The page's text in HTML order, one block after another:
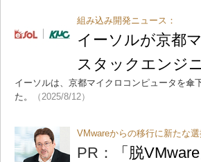
組み込み開発ニュース：
イーソルが京都
スタックエンジ
イーソルは、京都マイクロコンピュータを傘
た。
（2025/8/12）
VMwareからの移行に新たな選
PR：
「脱